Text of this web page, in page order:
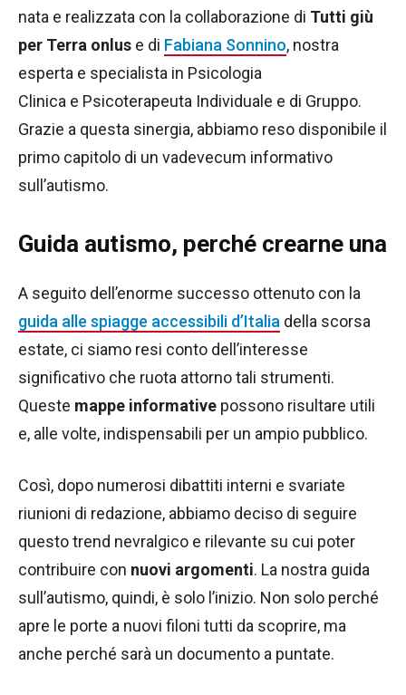
nata e realizzata con la collaborazione di Tutti giù
per Terra onlus e di Fabiana Sonnino, nostra
esperta e specialista in Psicologia
Clinica e Psicoterapeuta Individuale e di Gruppo.
Grazie a questa sinergia, abbiamo reso disponibile il
primo capitolo di un vadevecum informativo
sull’autismo.
Guida autismo, perché crearne una
A seguito dell’enorme successo ottenuto con la
guida alle spiagge accessibili d’Italia della scorsa
estate, ci siamo resi conto dell’interesse
significativo che ruota attorno tali strumenti.
Queste mappe informative possono risultare utili
e, alle volte, indispensabili per un ampio pubblico.
Così, dopo numerosi dibattiti interni e svariate
riunioni di redazione, abbiamo deciso di seguire
questo trend nevralgico e rilevante su cui poter
contribuire con nuovi argomenti. La nostra guida
sull’autismo, quindi, è solo l’inizio. Non solo perché
apre le porte a nuovi filoni tutti da scoprire, ma
anche perché sarà un documento a puntate.